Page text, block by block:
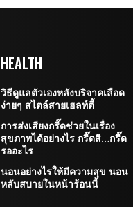
HEALTH
วิธีดูแลตัวเองหลังบริจาคเลือด
ง่ายๆ สไตล์สายเฮลท์ตี้
การส่งเสียงกรี๊ดช่วยในเรื่อง
สุขภาพได้อย่างไร กรี๊ดสิ…กรี๊ด
รออะไร
นอนอย่างไรให้มีความสุข นอน
หลับสบายในหน้าร้อนนี้